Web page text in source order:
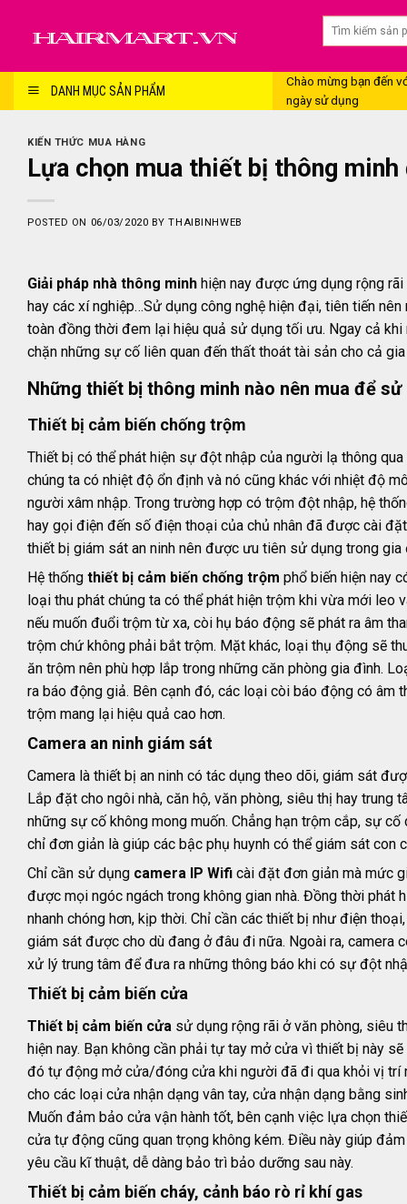
DANH MỤC SẢN PHẨM
Chào mừng bạn đến
ngày sử dụng
KIẾN THỨC MUA HÀNG
Lựa chọn mua thiết bị thông minh
POSTED ON 06/03/2020 BYTHAIBINHWEB
Giải pháp nhà thông minh hiện nay được ứng dụng rộng
hay các xí nghiệp…Sử dụng công nghệ hiện đại, tiên tiến
toàn đồng thời đem lại hiệu quả sử dụng tối ưu. Ngay cả
chặn những sự cố liên quan đến thất thoát tài sản cho cả
Những thiết bị thông minh nào nên mua để
Thiết bị cảm biến chống trộm
Thiết bị có thể phát hiện sự đột nhập của người lạ thông
chúng ta có nhiệt độ ổn định và nó cũng khác với nhiệt độ
người xâm nhập. Trong trường hợp có trộm đột nhập, hệ
hay gọi điện đến số điện thoại của chủ nhân đã được cài
thiết bị giám sát an ninh nên được ưu tiên sử dụng trong gia
Hệ thống thiết bị cảm biến chống trộm phổ biến hiện nay
loại thu phát chúng ta có thể phát hiện trộm khi vừa mới leo
nếu muốn đuổi trộm từ xa, còi hụ báo động sẽ phát ra âm
trộm chứ không phải bắt trộm. Mặt khác, loại thụ động sẽ
ăn trộm nên phù hợp lắp trong những căn phòng gia đình.
ra báo động giả. Bên cạnh đó, các loại còi báo động có âm
trộm mang lại hiệu quả cao hơn.
Camera an ninh giám sát
Camera là thiết bị an ninh có tác dụng theo dõi, giám sát
Lắp đặt cho ngôi nhà, căn hộ, văn phòng, siêu thị hay
những sự cố không mong muốn. Chẳng hạn trộm cắp, sự
chỉ đơn giản là giúp các bậc phụ huynh có thể giám sát con
Chỉ cần sử dụng camera IP Wifi cài đặt đơn giản mà mức
được mọi ngóc ngách trong không gian nhà. Đồng thời phát
nhanh chóng hơn, kịp thời. Chỉ cần các thiết bị như điện
giám sát được cho dù đang ở đâu đi nữa. Ngoài ra, camera
xử lý trung tâm để đưa ra những thông báo khi có sự đột
Thiết bị cảm biến cửa
Thiết bị cảm biến cửa sử dụng rộng rãi ở văn phòng, siêu
hiện nay. Bạn không cần phải tự tay mở cửa vì thiết bị này
đó tự động mở cửa/đóng cửa khi người đã đi qua khỏi vị trí
cho các loại cửa nhận dạng vân tay, cửa nhận dạng bằng
Muốn đảm bảo cửa vận hành tốt, bên cạnh việc lựa chọn
cửa tự động cũng quan trọng không kém. Điều này giúp
yêu cầu kĩ thuật, dễ dàng bảo trì bảo dưỡng sau này.
Thiết bị cảm biến cháy, cảnh báo rò rỉ khí gas